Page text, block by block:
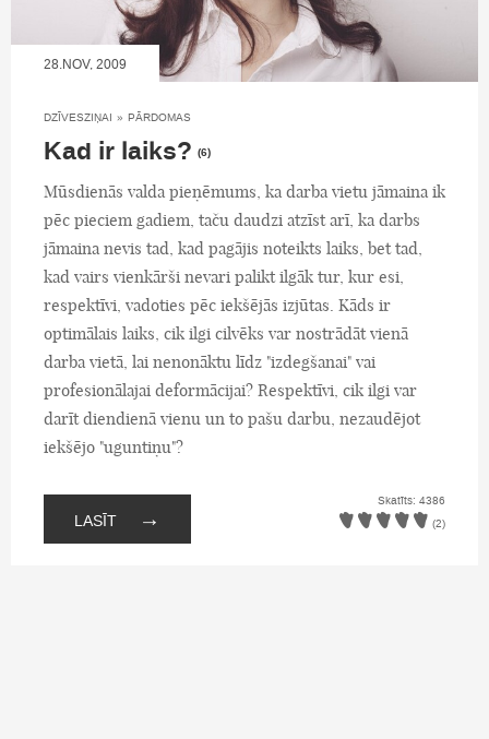
28.NOV, 2009
DZĪVESZIŅAI » PĀRDOMAS
Kad ir laiks? (6)
Mūsdienās valda pieņēmums, ka darba vietu jāmaina ik
pēc pieciem gadiem, taču daudzi atzīst arī, ka darbs
jāmaina nevis tad, kad pagājis noteikts laiks, bet tad,
kad vairs vienkārši nevari palikt ilgāk tur, kur esi,
respektīvi, vadoties pēc iekšējās izjūtas. Kāds ir
optimālais laiks, cik ilgi cilvēks var nostrādāt vienā
darba vietā, lai nenonāktu līdz "izdegšanai" vai
profesionālajai deformācijai? Respektīvi, cik ilgi var
darīt diendienā vienu un to pašu darbu, nezaudējot
iekšējo "uguntiņu"?
LASĪT →
Skatīts: 4386
(2)